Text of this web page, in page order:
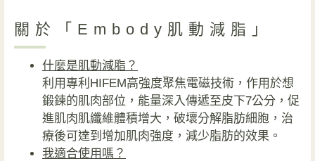
關於「Embody肌動減脂」
什麼是肌動減脂？
利用專利HIFEM高強度聚焦電磁技術，作用於想
鍛鍊的肌肉部位，能量深入傳遞至皮下7公分，促
進肌肉肌纖維體積增大，破壞分解脂肪細胞，治
療後可達到增加肌肉強度，減少脂肪的效果。
我適合使用嗎？